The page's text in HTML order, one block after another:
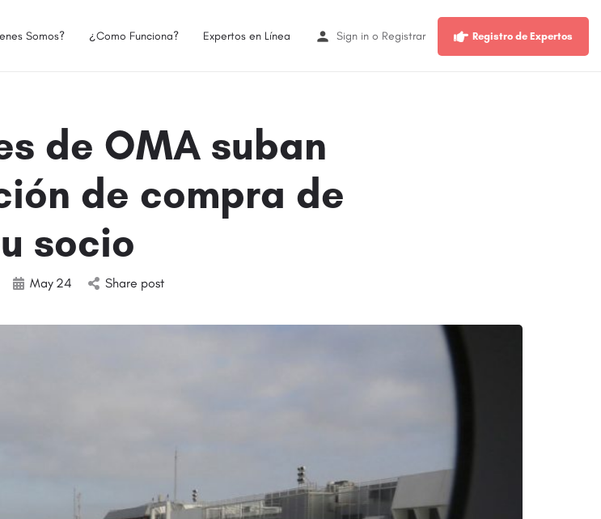
Somos? ¿Como Funciona? Expertos en Línea Sign in o Registrar Registro de Expertos
de OMA suban
de compra de
socio
May 24 Share post